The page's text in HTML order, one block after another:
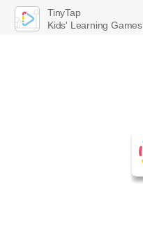
TinyTap
Kids' Learning Games